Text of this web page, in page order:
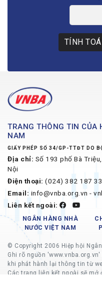
TÍNH
TRANG THÔNG TIN CỦA
NAM
GIẤY PHÉP SỐ 34/GP-TTĐT DO
Địa chỉ: Số 193 phố Bà
Nội
Điện thoại: (024) 382 187 33
Email: info@vnba.org.vn -
Liên kết ngoài:
NGÂN HÀNG NHÀ
NƯỚC VIỆT NAM
© Copyright 2006 Hiệp hội
Ghi rõ nguồn
khi phát hành lại thông tin từ
Các trang liên kết ngoài sẽ mở